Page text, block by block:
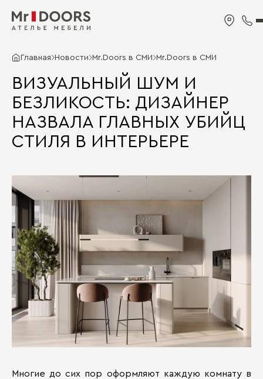
Главная Новости Mr.Doors в СМИ Mr.Doors в СМИ
ВИЗУАЛЬНЫЙ ШУМ И
БЕЗЛИКОСТЬ: ДИЗАЙНЕР
НАЗВАЛА ГЛАВНЫХ УБИЙЦ
СТИЛЯ В ИНТЕРЬЕРЕ
Многие до сих пор оформляют каждую комнату в